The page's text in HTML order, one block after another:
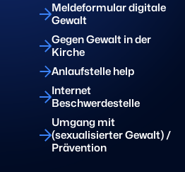
Meldeformular digitale
Gewalt
Gegen Gewalt in der
Kirche
Anlaufstelle help
Internet
Beschwerdestelle
Umgang mit
(sexualisierter Gewalt) /
Prävention